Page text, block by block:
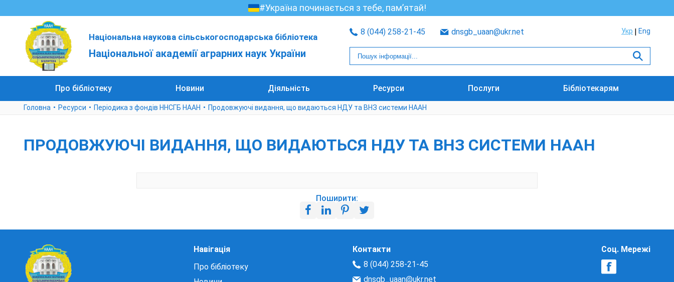
#Україна починається з тебе, пам’ятай!
Національна наукова сільськогосподарська бібліотека
Національної академії аграрних наук України
8 (044) 258-21-45 dnsgb_uaan@ukr.net Укр Eng
Про бібліотеку Новини Діяльність Ресурси Послуги Бібліотекарям
Головна Ресурси Періодика з фондів ННСГБ НААН Продовжуючі видання, що видаються НДУ та ВНЗ системи НААН
ПРОДОВЖУЮЧІ ВИДАННЯ, ЩО ВИДАЮТЬСЯ НДУ ТА ВНЗ СИСТЕМИ НААН
Поширити:
Навігація
Про бібліотеку
Контакти
8 (044) 258-21-45
dnsgb_uaan@ukr.net
Соц. Мережі